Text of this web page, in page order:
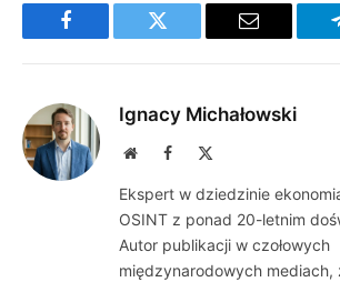
Facebook Twitter Email
Ignacy Michałowski
WebsiteFacebook
Ekspert w dziedzinie
OSINT z ponad 20-letnim
Autor publikacji w czołowych
międzynarodowych mediach,